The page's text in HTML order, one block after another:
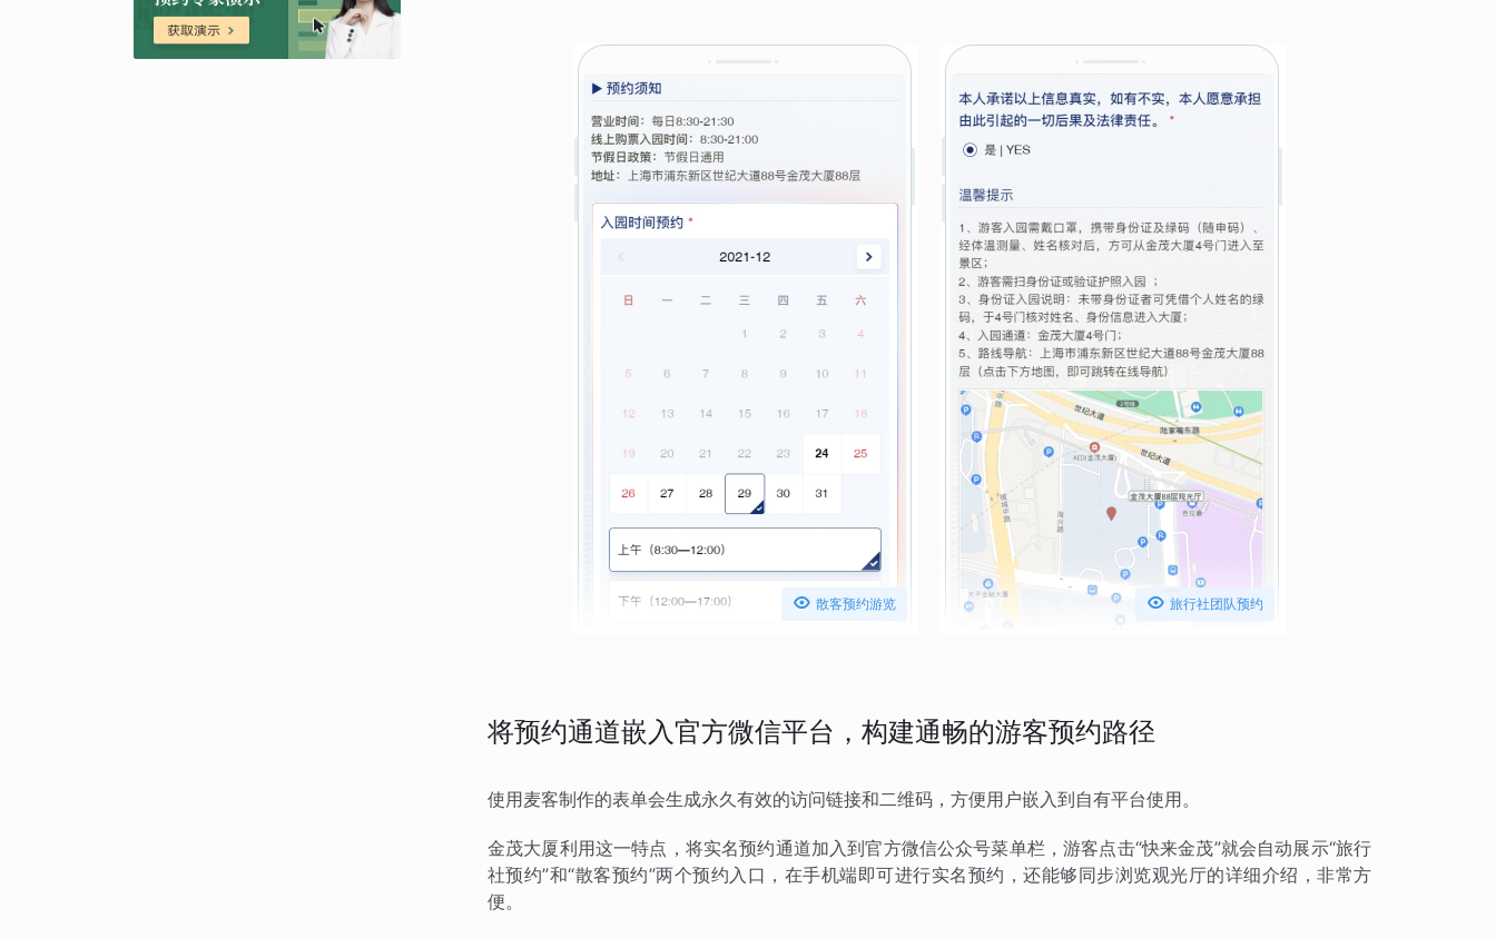
 散客预约游览  旅行社团队预约
将预约通道嵌入官方微信平台，构建通畅的游客预约路径
使用麦客制作的表单会生成永久有效的访问链接和二维码，方便用户嵌入到自有平台使用。
金茂大厦利用这一特点，将实名预约通道加入到官方微信公众号菜单栏，游客点击“快来金茂”就会自动展示“旅行
社预约”和“散客预约”两个预约入口，在手机端即可进行实名预约，还能够同步浏览观光厅的详细介绍，非常方
便。